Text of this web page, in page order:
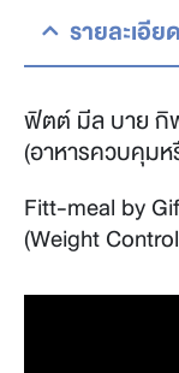
รายละเอี
ฟิตต์ มีล บาย กิ
(อาหารควบคุม
Fitt-meal by
(Weight